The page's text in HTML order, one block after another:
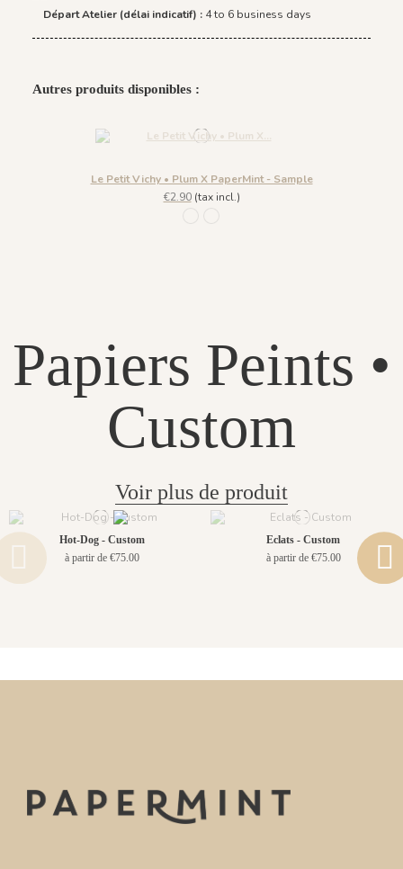
Départ Atelier (délai indicatif) : 4 to 6 business days
Autres produits disponibles :
Le Petit Vichy • Plum X PaperMint - Sample
€2.90(tax incl.)
Papiers Peints •
Custom
Voir plus de produit
Hot-Dog - Custom
à partir de €75.00
Eclats - Custom
à partir de €75.00